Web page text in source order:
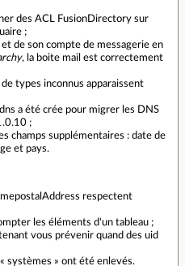
des ACL FusionDirectory sur
;
de son compte de messagerie en
, la boite mail est correctement
types inconnus apparaissent
a été crée pour migrer les DNS
;
champs supplémentaires : date de
et pays.
respectent
les éléments d'un tableau ;
vous prévenir quand des uid
systèmes » ont été enlevés.